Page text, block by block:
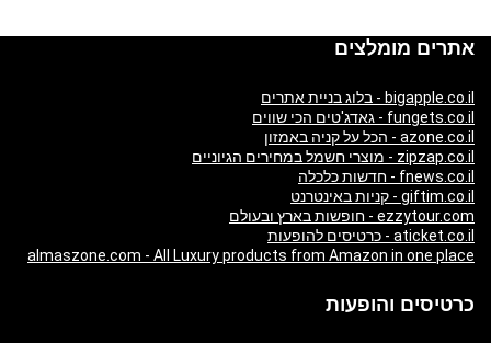
אתרים מומלצים
bigapple.co.il - בלוג בניית אתרים
fungets.co.il - גאדג'טים הכי שווים
azone.co.il - הכל על קניה באמזון
zipzap.co.il - מוצרי חשמל במחירים הגיוניים
fnews.co.il - חדשות כלכלה
giftim.co.il - קניות באינטרנט
ezzytour.com - חופשות בארץ ובעולם
aticket.co.il - כרטיסים להופעות
almaszone.com - All Luxury products from Amazon in one place
כרטיסים והופעות